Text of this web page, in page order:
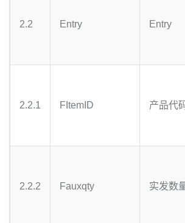
2.2 Entry Entry
2.2.1 FItemID 产品代
2.2.2 Fauxqty 实发数